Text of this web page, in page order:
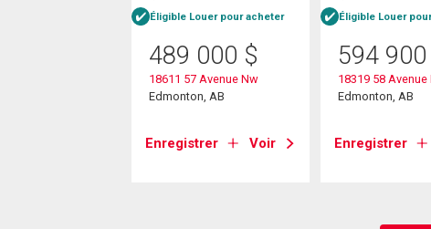
Éligible Louer pour acheter
489 000 $
18611 57 Avenue Nw
Edmonton, AB
Enregistrer Voir
Éligible Louer
594 900
18319 58 Avenue
Edmonton, AB
Enregistrer